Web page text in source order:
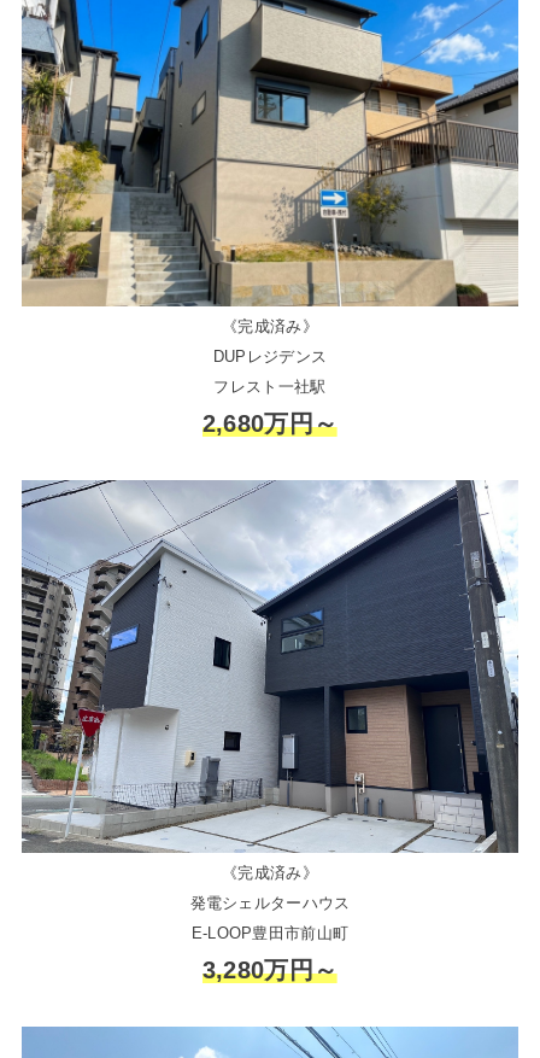
《完成済み》
DUPレジデンス
フレスト一社駅
2,680万円～
《完成済み》
発電シェルターハウス
E-LOOP豊田市前山町
3,280万円～